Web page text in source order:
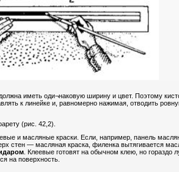
иметь оди¬наковую ширину и цвет. Поэтому
к линейке и, равномерно нажимая, отводить
(рис. 42,2).
и масляные краски. Если, например, панель
стен — масляная краска, филенка вытягивается
. Клеевые готовят на обычном клею, но гораздо
на поверхность.